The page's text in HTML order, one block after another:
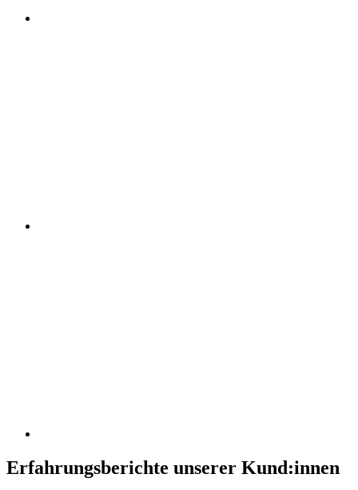
Erfahrungsberichte unserer Kund:innen